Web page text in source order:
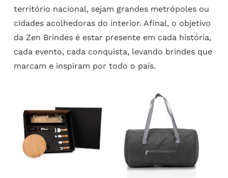
território nacional, sejam grandes metrópoles ou
cidades acolhedoras do interior. Afinal, o objetivo
da Zen Brindes é estar presente em cada história,
cada evento, cada conquista, levando brindes que
marcam e inspiram por todo o país.